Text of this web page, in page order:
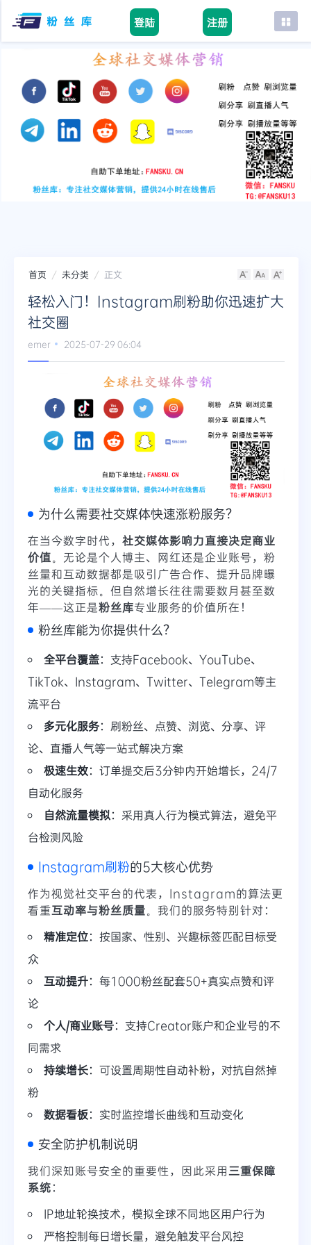
登陆 注册
首页
tiktok
youtube
instagram
首页 未分类 正文
轻松入门！Instagram刷粉助你迅速扩大
社交圈
emer 2025-07-29 06:04
为什么需要社交媒体快速涨粉服务？
在当今数字时代， 社交媒体影响力直接决定商业
价值。无论是个人博主、网红还是企业账号，粉
丝量和互动数据都是吸引广告合作、提升品牌曝
光的关键指标。但自然增长往往需要数月甚至数
年——这正是粉丝库专业服务的价值所在！
粉丝库能为你提供什么？
全平台覆盖：支持Facebook、YouTube、
TikTok、Instagram、Twitter、Telegram等主
流平台
多元化服务：刷粉丝、点赞、浏览、分享、评
论、直播人气等一站式解决方案
极速生效：订单提交后3分钟内开始增长，24/7
自动化服务
自然流量模拟：采用真人行为模式算法，避免平
台检测风险
Instagram刷粉的5大核心优势
作为视觉社交平台的代表，Instagram的算法更
看重互动率与粉丝质量。我们的服务特别针对：
精准定位：按国家、性别、兴趣标签匹配目标受
众
互动提升：每1000粉丝配套50+真实点赞和评
论
个人/商业账号：支持Creator账户和企业号的不
同需求
持续增长：可设置周期性自动补粉，对抗自然掉
粉
数据看板：实时监控增长曲线和互动变化
安全防护机制说明
我们深知账号安全的重要性，因此采用三重保障
系统：
IP地址轮换技术，模拟全球不同地区用户行为
严格控制每日增长量，避免触发平台风控